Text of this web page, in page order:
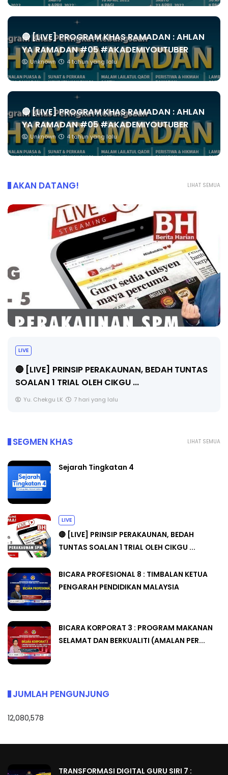
🔴 [LIVE] PROGRAM KHAS RAMADAN : AHLAN
YA RAMADAN #05 #AKADEMIYOUTUBER
Unknown 4 tahun yang lalu
🔴 [LIVE] PROGRAM KHAS RAMADAN : AHLAN
YA RAMADAN #05 #AKADEMIYOUTUBER
Unknown 4 tahun yang lalu
LIHAT SEMUA
AKAN DATANG!
LIVE
🔴 [LIVE] PRINSIP PERAKAUNAN, BEDAH TUNTAS
SOALAN 1 TRIAL OLEH CIKGU ...
Yu. Chekgu LK 7 hari yang lalu
LIHAT SEMUA
SEGMEN KHAS
Sejarah Tingkatan 4
LIVE
🔴 [LIVE] PRINSIP PERAKAUNAN, BEDAH
TUNTAS SOALAN 1 TRIAL OLEH CIKGU ...
BICARA PROFESIONAL 8 : TIMBALAN KETUA
PENGARAH PENDIDIKAN MALAYSIA
BICARA KORPORAT 3 : PROGRAM MAKANAN
SELAMAT DAN BERKUALITI (AMALAN PER...
JUMLAH PENGUNJUNG
12,080,578
TRANSFORMASI DIGITAL GURU SIRI 7 :